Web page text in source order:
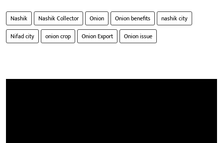
Nashik Nashik Collector Onion Onion benefits
nashik city
Nifad city
onion crop Onion Export Onion issue